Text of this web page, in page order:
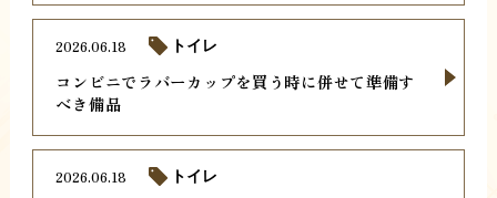
コンビニでラバーカップを買う時に併せて準備す
べき備品
2026.06.18 トイレ
2026.06.18 トイレ